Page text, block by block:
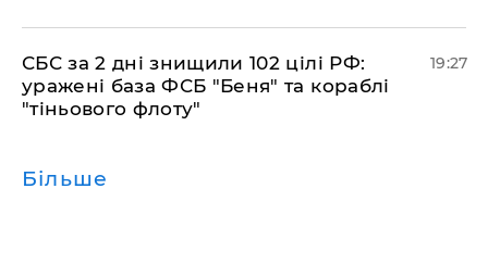
​СБС за 2 дні знищили 102 цілі РФ:
уражені база ФСБ "Беня" та кораблі
"тіньового флоту"
19:27
Більше